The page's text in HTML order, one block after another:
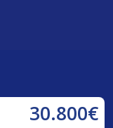
30.800€